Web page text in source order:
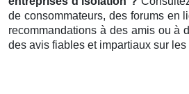
de consommateurs, des forums en
recommandations à des amis ou à
des avis fiables et impartiaux sur